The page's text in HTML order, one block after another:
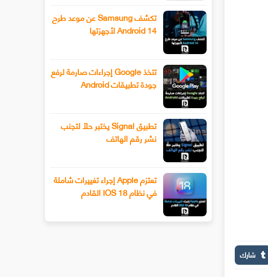
شارك
تكشف Samsung عن موعد طرح
Android 14 لأجهزتها
تتخذ Google إجراءات صارمة لرفع
جودة تطبيقات Android
تطبيق Signal يختبر حلًا لتجنب
نشر رقم الهاتف
تعتزم Apple إجراء تغييرات شاملة
في نظام IOS 18 القادم